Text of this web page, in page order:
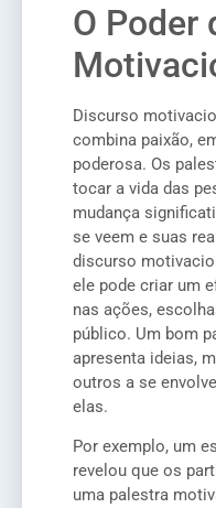
O Poder
Discurso
combina paixão,
poderosa. Os
tocar a vida das
mudança
se veem e suas
discurso
ele pode criar um
nas ações,
público. Um bom
apresenta ideias,
outros a se
elas.
Por exemplo, um
revelou que os
uma palestra